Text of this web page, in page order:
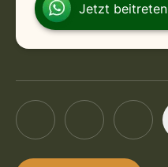
Jetzt beitreten